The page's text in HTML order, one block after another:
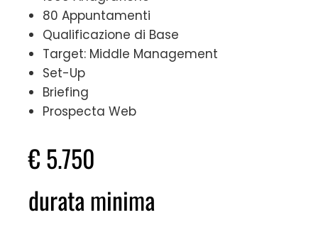
80 Appuntamenti
Qualificazione di Base
Target: Middle Management
Set-Up
Briefing
Prospecta Web
€ 5.750
durata minima